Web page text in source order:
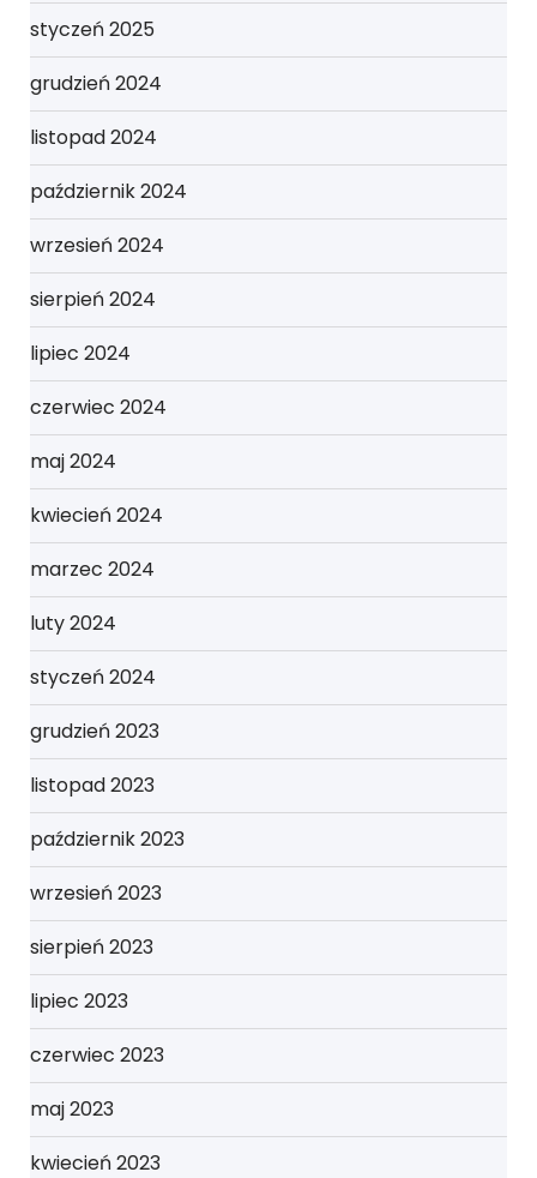
styczeń 2025
grudzień 2024
listopad 2024
październik 2024
wrzesień 2024
sierpień 2024
lipiec 2024
czerwiec 2024
maj 2024
kwiecień 2024
marzec 2024
luty 2024
styczeń 2024
grudzień 2023
listopad 2023
październik 2023
wrzesień 2023
sierpień 2023
lipiec 2023
czerwiec 2023
maj 2023
kwiecień 2023